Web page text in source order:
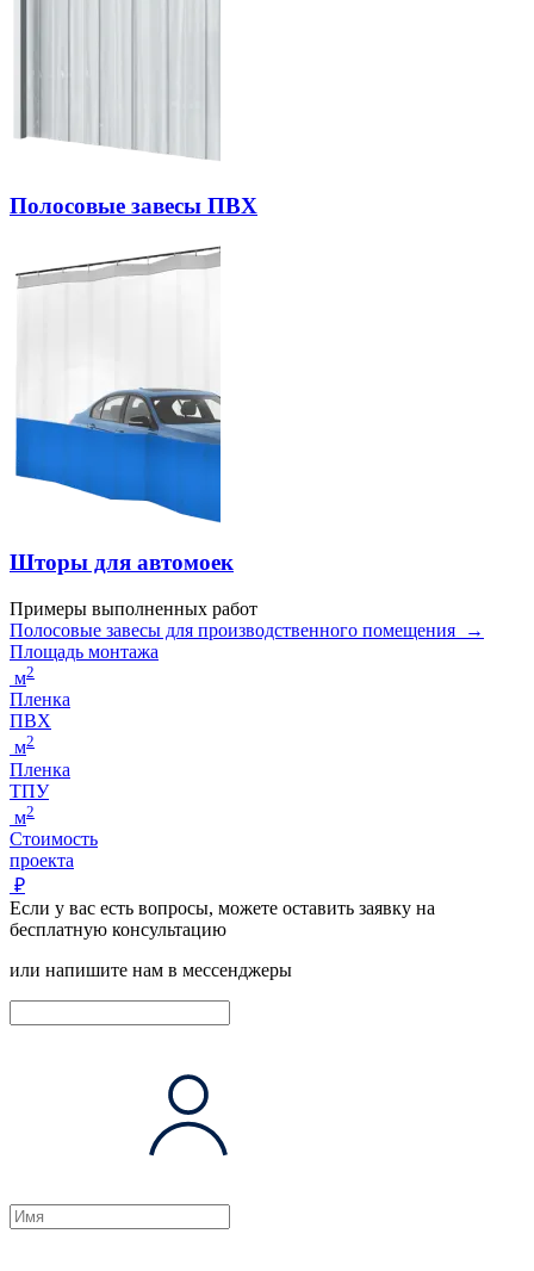
Полосовые завесы ПВХ
Шторы для автомоек
Примеры выполненных работ
Полосовые завесы для производственного помещения →
Площадь монтажа
м2
Пленка
ПВХ
м2
Пленка
ТПУ
м2
Стоимость
проекта
₽
Если у вас есть вопросы, можете оставить заявку на
бесплатную консультацию
или напишите нам в мессенджеры